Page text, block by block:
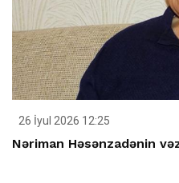
26 İyul 2026 12:25
Nəriman Həsənzadənin